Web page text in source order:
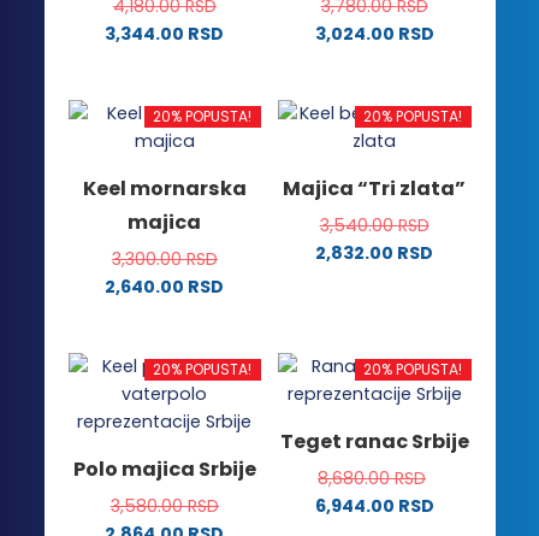
stranici
proizvoda.
4,180.00RSD
3,344.00 RSD
ima
više
Opcije
mogu
biti
izabrane
proizvoda.
3,780.00RSD
3,024.00 RSD
ima
više
Opcije
mogu
biti
proizvoda.
20% POPUSTA!
Keel mornarska
majica
3,300.00RSD
2,640.00 RSD
ima
više
varijanti.
mogu
biti
20% POPUSTA!
Majica “Tri zlata”
3,540.00RSD
2,832.00 RSD
više
varijanti.
mogu
biti
izabrane
20% POPUSTA!
Polo majica Srbije
3,580.00RSD
20% POPUSTA!
Teget ranac Srbije
8,680.00RSD
6,944.00 RSD